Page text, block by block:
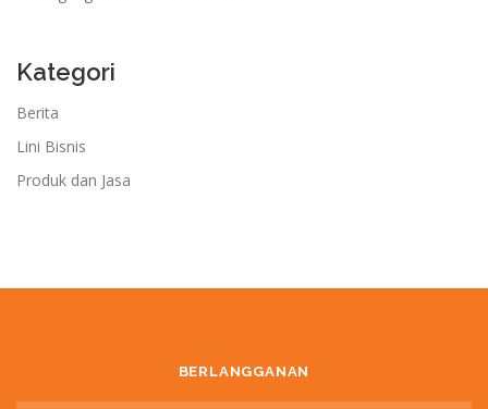
Kategori
Berita
Lini Bisnis
Produk dan Jasa
BERLANGGANAN